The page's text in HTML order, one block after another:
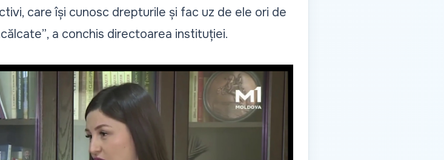
care își cunosc drepturile și fac uz de ele ori de
, a conchis directoarea instituției.